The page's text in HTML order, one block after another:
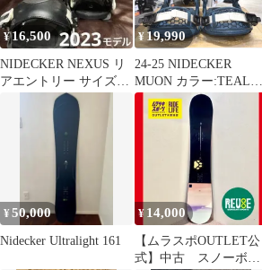
¥16,500
NIDECKER NEXUS リ
アエントリー サイズL
2023モデル
¥ 19,990
24-25 NIDECKER
MUON カラー:TEAL
BLUE Lサイズ ナイデ
ッカー メンズ スノーボ
ード バインディング 型
落ち 日本正規品
¥50,000
Nidecker Ultralight 161
¥ 14,000
【ムラスポOUTLET公
式】中古 スノーボー